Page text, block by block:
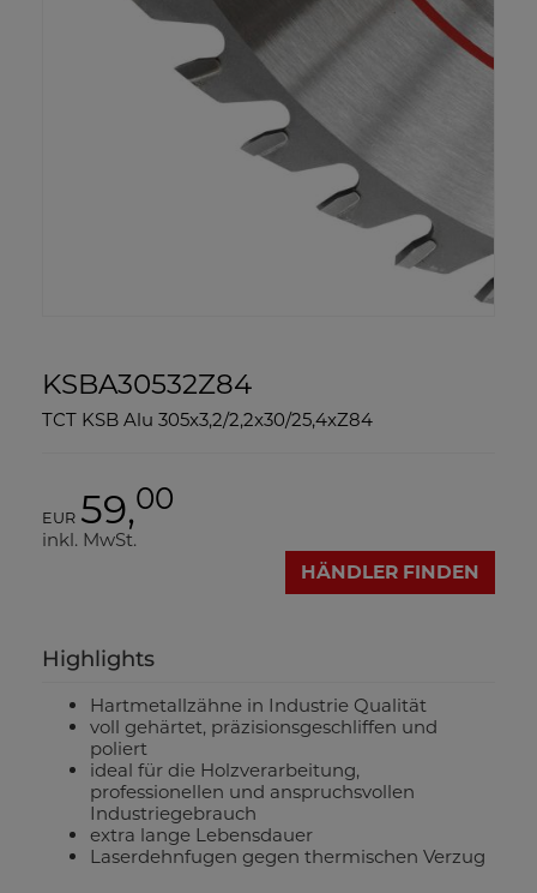
KSBA30532Z84
TCT KSB Alu 305x3,2/2,2x30/25,4xZ84
EUR 59,00
inkl. MwSt.
HÄNDLER FINDEN
Highlights
Hartmetallzähne in Industrie Qualität
voll gehärtet, präzisionsgeschliffen und
poliert
ideal für die Holzverarbeitung,
professionellen und anspruchsvollen
Industriegebrauch
extra lange Lebensdauer
Laserdehnfugen gegen thermischen Verzug